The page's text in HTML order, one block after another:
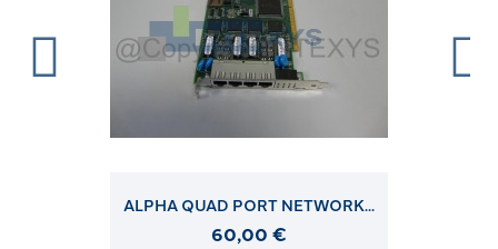
ALPHA QUAD PORT NETWORK...
60,00 €